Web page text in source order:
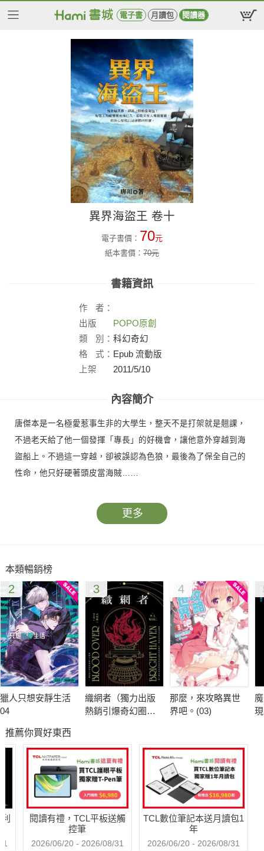
電子書 月讀包 閱讀器
異界海盜王 卷十
電子書價： 70元
紙本書價： 70元
書籍資訊
作
者：
出版
社：
POPO原創
類
別： 科幻奇幻
格
式： Epub 流動版
上架
2011/5/10
內容簡介
唐傑本是一名極愛惹事生非的大學生，整天不是打架就是翹課，
不過老天給了他一個發揮「專長」的好機會，讓他意外穿越到海
盜船上。不過這一穿越，卻被誤認為色狼，最後為了保全自己的
性命，他只好硬著頭皮當海賊……
更多
本類暢銷榜
2
獵人只想安靜生活
04
3
織網者（獨力出版
熱銷引爆奇幻圈，
齊聲推薦）
4
那麼，來攻略異世
界吧。(03)
推薦你買好東西
閱讀有禮，TCL平板送觸
控筆
2026/06/20 - 2026/08/31
TCL數位筆記本送月讀包1
年
2026/06/20 - 2026/08/31